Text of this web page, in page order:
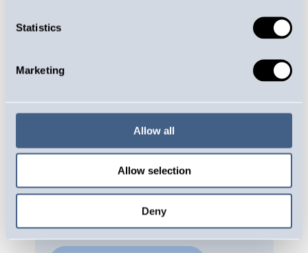
Statistics
Marketing
Allow all
Allow selection
Deny
traadi paksus jääb vahemikku 0,2–20,0
Võtke meiega ühendust juba tootearenduse
etapis! Nii saate vajalikud osad õigeaegselt
kätte.